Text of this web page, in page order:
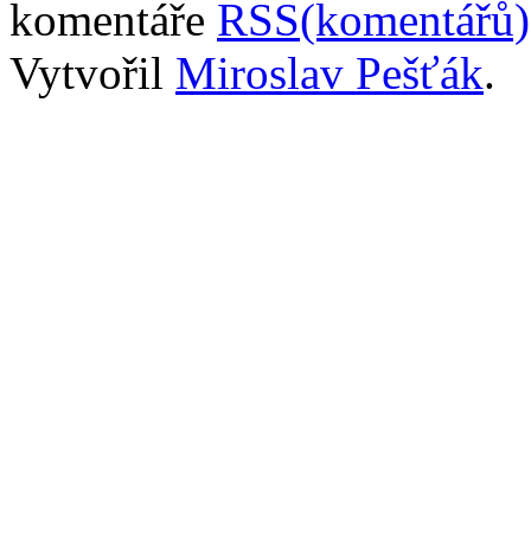
komentáře RSS(komentářů)
Vytvořil Miroslav Pešťák.